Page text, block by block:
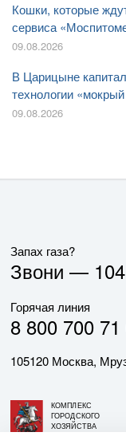
Кошки, которые
сервиса
09.08.2026
В Царицыне
технологии
09.08.2026
Запах газа?
Звони — 104
Горячая линия
8 800 700
105120 Москва,
КОМПЛЕКС
ГОРОДСКОГО
ХОЗЯЙСТВА